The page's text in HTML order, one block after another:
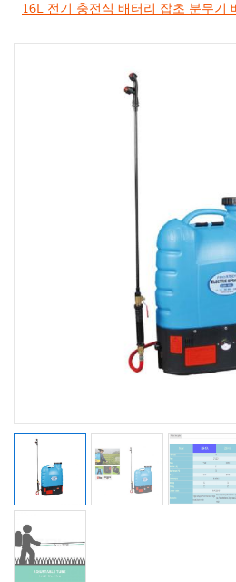
16L 전기 충전식 배터리 잡초 분무기